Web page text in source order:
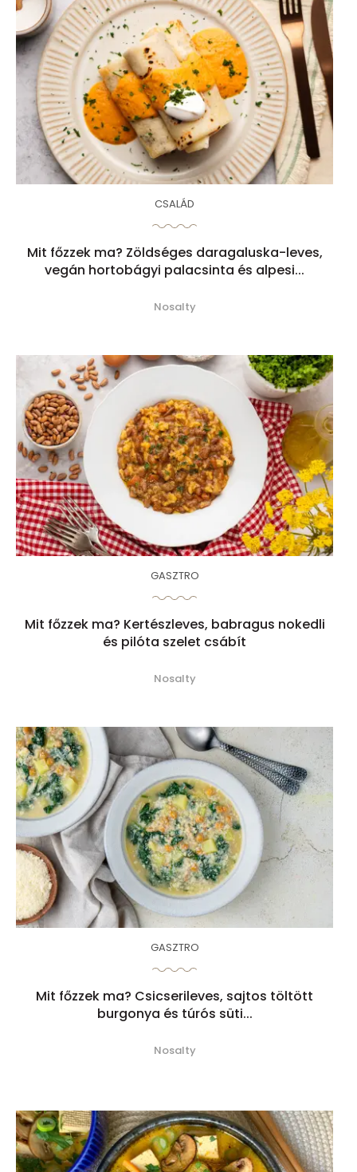
CSALÁD
Mit főzzek ma? Zöldséges daragaluska-leves,
vegán hortobágyi palacsinta és alpesi...
Nosalty
GASZTRO
Mit főzzek ma? Kertészleves, babragus nokedli
és pilóta szelet csábít
Nosalty
GASZTRO
Mit főzzek ma? Csicserileves, sajtos töltött
burgonya és túrós süti...
Nosalty